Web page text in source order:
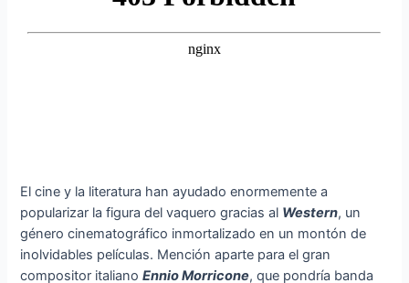
El cine y la literatura han ayudado enormemente a
popularizar la figura del vaquero gracias al Western, un
género cinematográfico inmortalizado en un montón de
inolvidables películas. Mención aparte para el gran
compositor italianoEnnio Morricone, que pondría banda